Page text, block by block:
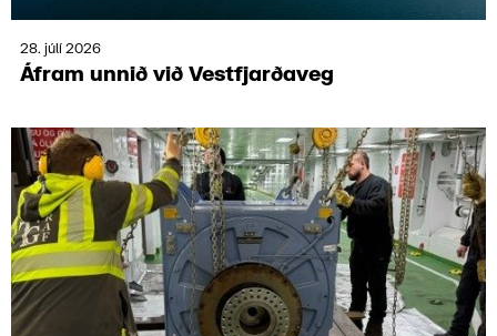
28. júlí 2026
Áfram unnið við Vest­fjarða­veg